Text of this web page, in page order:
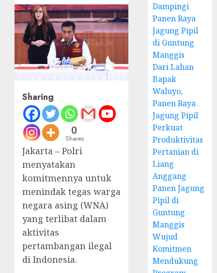
Sharing
0
Shares
Jakarta – Polri
menyatakan
komitmennya untuk
menindak tegas warga
negara asing (WNA)
yang terlibat dalam
aktivitas
pertambangan ilegal
di Indonesia.
Dampingi
Panen Raya
Jagung Pipil
di Guntung
Manggis
Dari Lahan
Bapak
Waluyo,
Panen Raya
Jagung Pipil
Perkuat
Produktivitas
Pertanian di
Liang
Anggang
Panen Jagung
Pipil di
Guntung
Manggis
Wujud
Komitmen
Mendukung